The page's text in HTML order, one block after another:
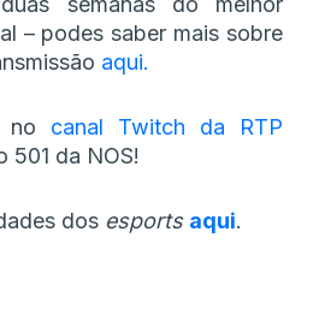
– podes saber mais sobre
aqui.
no canal Twitch da RTP
501 da NOS!
dos esports aqui.